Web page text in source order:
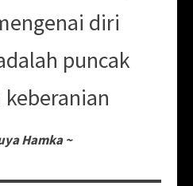
diri
puncak
keberanian
Hamka ~